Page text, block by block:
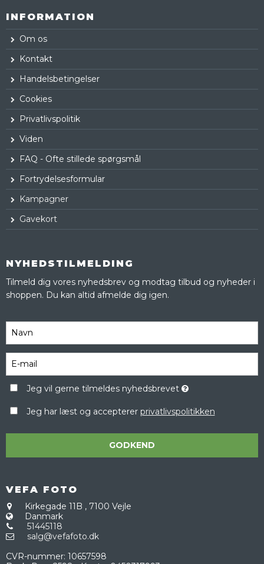
INFORMATION
Om os
Kontakt
Handelsbetingelser
Cookies
Privatlivspolitik
Viden
FAQ - Ofte stillede spørgsmål
Fortrydelsesformular
Kampagner
Gavekort
NYHEDSTILMELDING
Tilmeld dig vores nyhedsbrev og modtag tilbud og nyheder i
shoppen. Du kan altid afmelde dig igen.
Jeg vil gerne tilmeldes nyhedsbrevet
Jeg har læst og accepterer privatlivspolitikken
GODKEND
VEFA FOTO
Kirkegade 11B , 7100 Vejle
Danmark
51445118
salg@vefafoto.dk
CVR-nummer: 10657598